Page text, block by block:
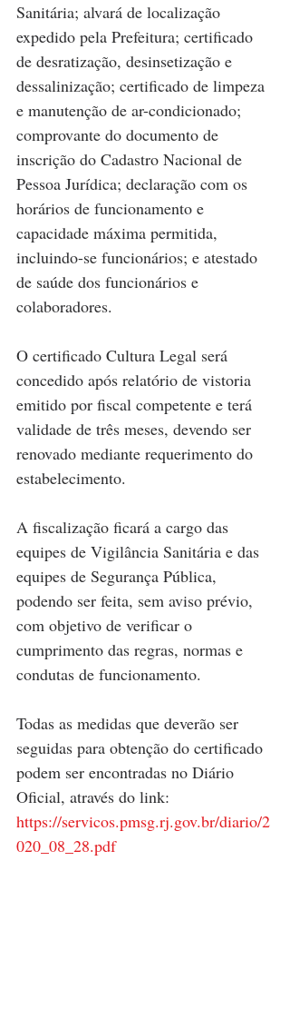
Sanitária; alvará de localização
expedido pela Prefeitura; certificado
de desratização, desinsetização e
dessalinização; certificado de limpeza
e manutenção de ar-condicionado;
comprovante do documento de
inscrição do Cadastro Nacional de
Pessoa Jurídica; declaração com os
horários de funcionamento e
capacidade máxima permitida,
incluindo-se funcionários; e atestado
de saúde dos funcionários e
colaboradores.
O certificado Cultura Legal será
concedido após relatório de vistoria
emitido por fiscal competente e terá
validade de três meses, devendo ser
renovado mediante requerimento do
estabelecimento.
A fiscalização ficará a cargo das
equipes de Vigilância Sanitária e das
equipes de Segurança Pública,
podendo ser feita, sem aviso prévio,
com objetivo de verificar o
cumprimento das regras, normas e
condutas de funcionamento.
Todas as medidas que deverão ser
seguidas para obtenção do certificado
podem ser encontradas no Diário
Oficial, através do link:
https://servicos.pmsg.rj.gov.br/diario/2
020_08_28.pdf